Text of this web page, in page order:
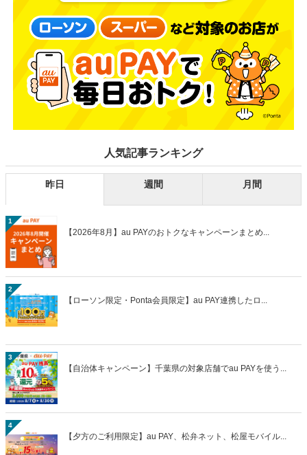
人気記事ランキング
昨日 週間 月間
1
【2026年8月】au PAYのおトクなキャンペーンまとめ...
2
【ローソン限定・Ponta会員限定】au PAY連携したロ...
3
【自治体キャンペーン】千葉県の対象店舗でau PAYを使う...
4
【夕方のご利用限定】au PAY、松弁ネット、松屋モバイル...